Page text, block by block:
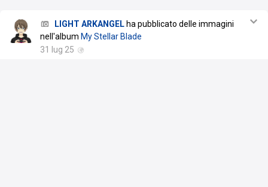
LIGHT ARKANGEL ha pubblicato delle immagini
nell'album My Stellar Blade
31 lug 25